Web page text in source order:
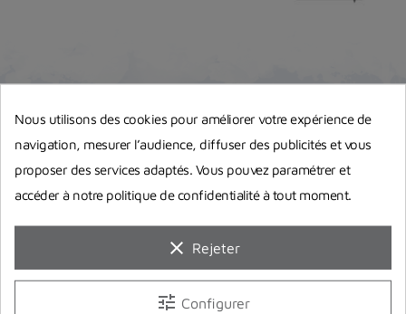
Avis clients
VOIR L'ATTESTATION 10/10
Nous utilisons des cookies pour améliorer votre expérience de
navigation, mesurer l’audience, diffuser des publicités et vous
proposer des services adaptés. Vous pouvez paramétrer et
accéder à notre politique de confidentialité à tout moment.
clear Rejeter
tune Configurer